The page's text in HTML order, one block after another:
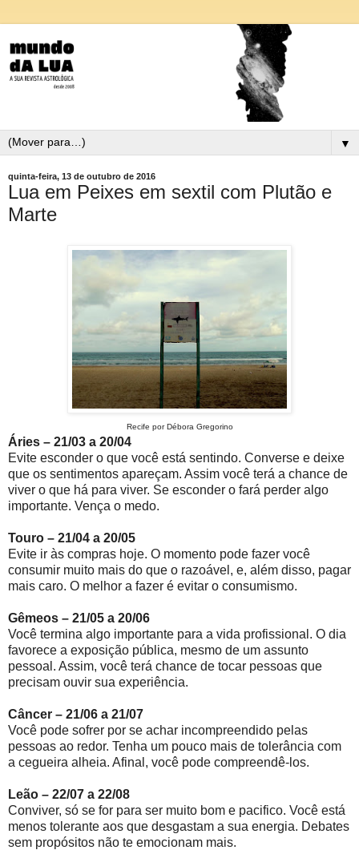
▼
quinta-feira, 13 de outubro de 2016
Lua em Peixes em sextil com Plutão e
Marte
Recife por Débora Gregorino
Áries – 21/03 a 20/04
Evite esconder o que você está sentindo. Converse e deixe
que os sentimentos apareçam. Assim você terá a chance de
viver o que há para viver. Se esconder o fará perder algo
importante. Vença o medo.
Touro – 21/04 a 20/05
Evite ir às compras hoje. O momento pode fazer você
consumir muito mais do que o razoável, e, além disso, pagar
mais caro. O melhor a fazer é evitar o consumismo.
Gêmeos – 21/05 a 20/06
Você termina algo importante para a vida profissional. O dia
favorece a exposição pública, mesmo de um assunto
pessoal. Assim, você terá chance de tocar pessoas que
precisam ouvir sua experiência.
Câncer – 21/06 a 21/07
Você pode sofrer por se achar incompreendido pelas
pessoas ao redor. Tenha um pouco mais de tolerância com
a cegueira alheia. Afinal, você pode compreendê-los.
Leão – 22/07 a 22/08
Conviver, só se for para ser muito bom e pacifico. Você está
menos tolerante aos que desgastam a sua energia. Debates
sem propósitos não te emocionam mais.